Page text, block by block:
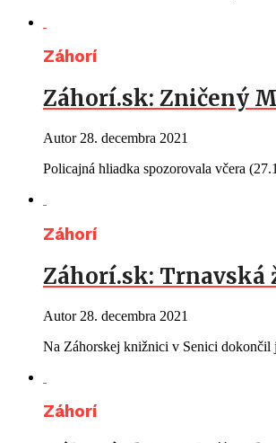
Záhorí
Záhorí.sk: Zničený
Autor 28. decembra 2021
Policajná hliadka spozorovala včera
Záhorí
Záhorí.sk: Trnavská
Autor 28. decembra 2021
Na Záhorskej knižnici v Senici
Záhorí